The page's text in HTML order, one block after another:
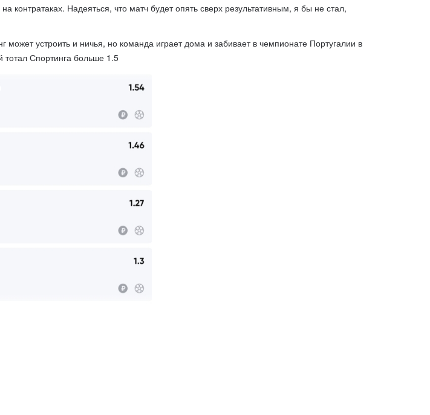
контратаках. Надеяться, что матч будет опять сверх результативным, я бы не стал,
может устроить и ничья, но команда играет дома и забивает в чемпионате Португалии в
тотал Спортинга больше 1.5